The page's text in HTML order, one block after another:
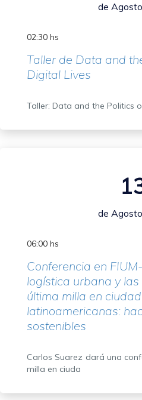
de
02:30 hs
Taller de Data and
Digital Lives
Taller: Data and the Politics
de
06:00 hs
Conferencia en
logística urbana y
última milla en
latinoamericanas:
sostenibles
Carlos Suarez dará una
milla en ciuda